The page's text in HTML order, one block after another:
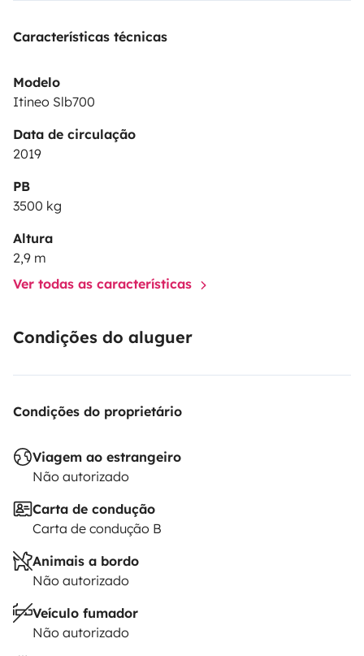
Durant la période de location, votre véhicule pourra
être stationné sur notre parking fermé.
N'hésiter pas à nous contacter si besoin d'infos
complémentaires avant de faire votre choix !
Características técnicas
Modelo
Itineo Slb700
Data de circulação
2019
PB
3500 kg
Altura
2,9 m
Ver todas as características
Condições do aluguer
Condições do proprietário
Viagem ao estrangeiro
Não autorizado
Carta de condução
Carta de condução B
Animais a bordo
Não autorizado
Veículo fumador
Não autorizado